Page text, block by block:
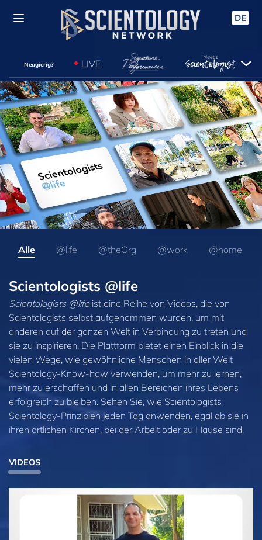
DE
Neugierig? LIVE
Alle @life @theOrg @work @home
Scientologists @life
Scientologists @lifeist eine Reihe von Videos, die von
Scientologists selbst aufgenommen wurden, um mit
anderen auf der ganzen Welt in Verbindung zu treten und
sie zu inspirieren. Die Plattform bietet einen Einblick in die
vielen Wege, wie gewöhnliche Menschen in aller Welt
Scientology-Know-how verwenden, um mehr zu lernen,
mehr zu erschaffen und in allen Bereichen ihres Lebens
erfolgreich zu bleiben. Sehen Sie, wie Scientologists
Scientology‑Prinzipien jeden Tag anwenden, egal ob sie in
ihren örtlichen Kirchen, bei der Arbeit oder zu Hause sind.
VIDEOS